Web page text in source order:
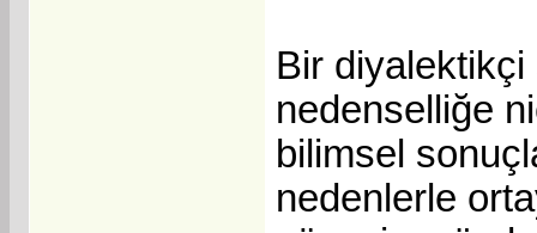
Bir diyalektikçi
nedenselliğe
bilimsel
nedenlerle